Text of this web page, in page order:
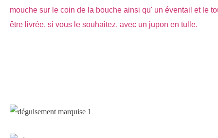
mouche sur le coin de la bouche ainsi qu' un éventail et le
être livrée, si vous le souhaitez, avec un jupon en tulle.